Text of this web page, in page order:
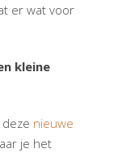
er wat voor
kleine
nieuwe
je het